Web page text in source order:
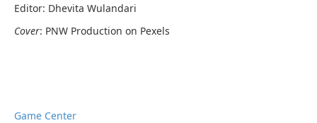
Editor: Dhevita Wulandari
Cover: PNW Production on Pexels
Game Center